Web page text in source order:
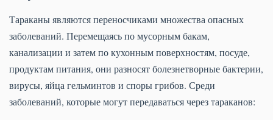
Тараканы являются переносчиками множества опасных
заболеваний. Перемещаясь по мусорным бакам,
канализации и затем по кухонным поверхностям, посуде,
продуктам питания, они разносят болезнетворные бактерии,
вирусы, яйца гельминтов и споры грибов. Среди
заболеваний, которые могут передаваться через тараканов: